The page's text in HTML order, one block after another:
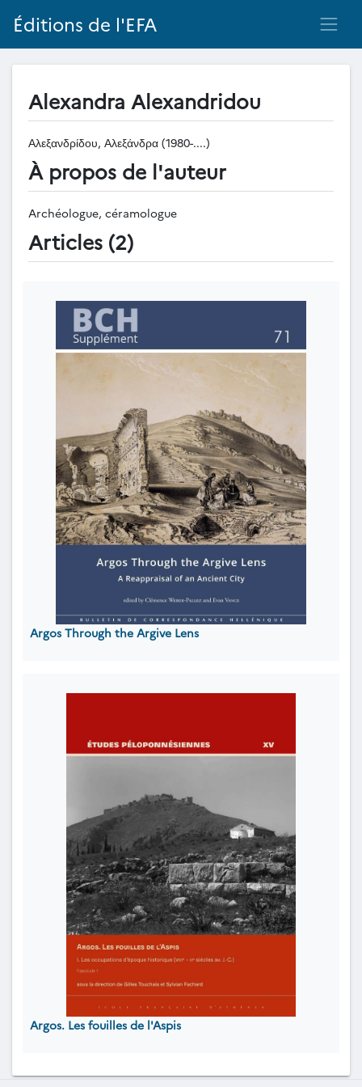
Éditions de l'EFA
Alexandra Alexandridou
Αλεξανδρίδου, Αλεξάνδρα (1980-....)
À propos de l'auteur
Archéologue, céramologue
Articles (2)
Argos Through the Argive Lens
Argos. Les fouilles de l'Aspis